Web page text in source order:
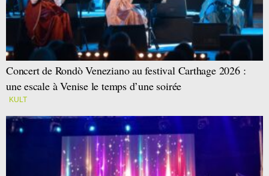
Concert de Rondò Veneziano au festival Carthage 2026 :
une escale à Venise le temps d’une soirée
KULT